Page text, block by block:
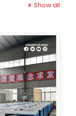
Show all